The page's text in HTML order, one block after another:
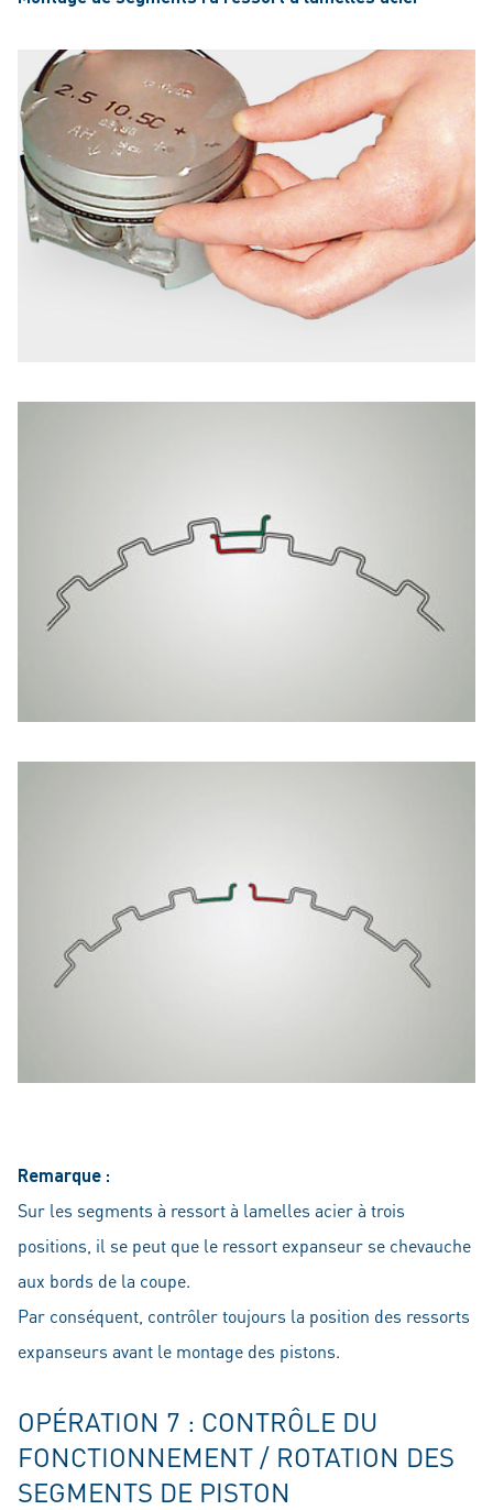
Remarque :
Sur les segments à ressort à lamelles acier à trois
positions, il se peut que le ressort expanseur se chevauche
aux bords de la coupe.
Par conséquent, contrôler toujours la position des ressorts
expanseurs avant le montage des pistons.
OPÉRATION 7 : CONTRÔLE DU
FONCTIONNEMENT / ROTATION DES
SEGMENTS DE PISTON